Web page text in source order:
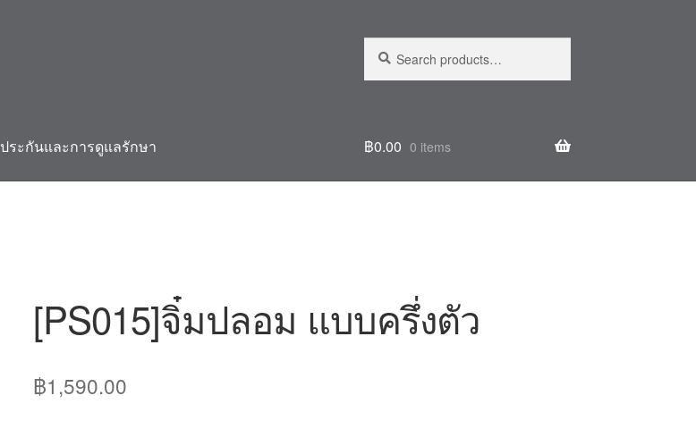
ประกันและการดูแลรักษา ฿0.00 0 items
[PS015]จิ๋มปลอม แบบครึ่งตัว
฿1,590.00